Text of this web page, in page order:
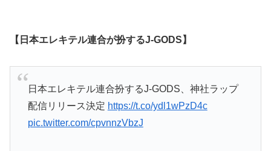
【日本エレキテル連合が扮するJ-GODS】
日本エレキテル連合扮するJ-GODS、神社ラップ
配信リリース決定 https://t.co/ydl1wPzD4c
pic.twitter.com/cpvnnzVbzJ